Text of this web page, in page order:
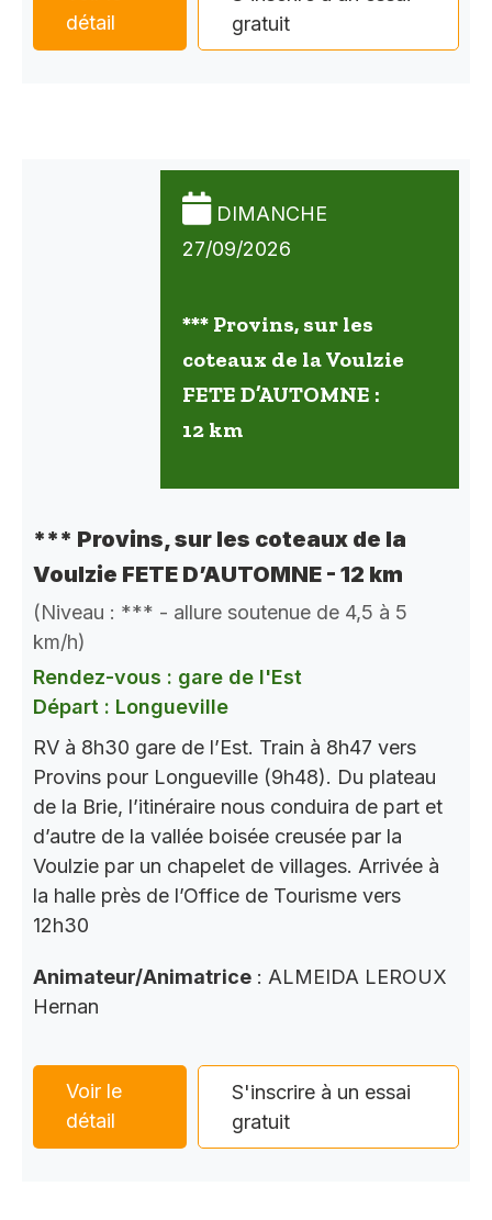
détail
gratuit
DIMANCHE
27/09/2026
*** Provins, sur les
coteaux de la Voulzie
FETE D’AUTOMNE :
12 km
*** Provins, sur les coteaux de la
Voulzie FETE D’AUTOMNE - 12 km
(Niveau : *** - allure soutenue de 4,5 à 5
km/h)
Rendez-vous : gare de l'Est
Départ : Longueville
RV à 8h30 gare de l’Est. Train à 8h47 vers
Provins pour Longueville (9h48). Du plateau
de la Brie, l’itinéraire nous conduira de part et
d’autre de la vallée boisée creusée par la
Voulzie par un chapelet de villages. Arrivée à
la halle près de l’Office de Tourisme vers
12h30
Animateur/Animatrice : ALMEIDA LEROUX
Hernan
Voir le
détail
S'inscrire à un essai
gratuit